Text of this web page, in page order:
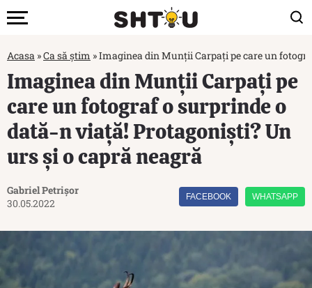
Acasa »Ca să știm »Imaginea din Munții Carpați pe care un
Imaginea din Munții Carpați pe
care un fotograf o surprinde o
dată-n viață! Protagoniști? Un
urs și o capră neagră
Gabriel Petrișor
30.05.2022
FACEBOOK WHATSAPP